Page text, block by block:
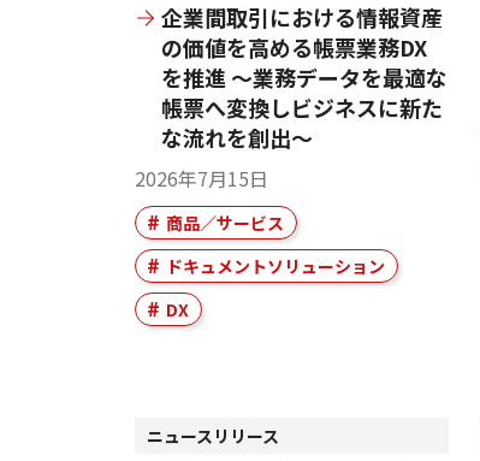
企業間取引における情報資産
の価値を高める帳票業務DX
を推進 ～業務データを最適な
帳票へ変換しビジネスに新た
な流れを創出～
2026年7月15日
商品／サービス
ドキュメントソリューション
DX
ニュースリリース